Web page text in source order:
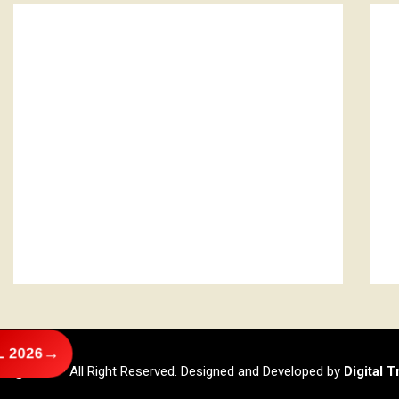
@2026 – All Right Reserved. Designed and Developed by Digital
2026 →